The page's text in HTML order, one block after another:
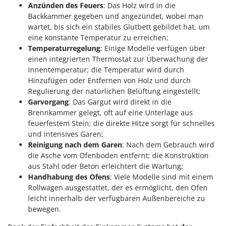
Anzünden des Feuers: Das Holz wird in die
Backkammer gegeben und angezündet, wobei man
wartet, bis sich ein stabiles Glutbett gebildet hat, um
eine konstante Temperatur zu erreichen;
Temperaturregelung: Einige Modelle verfügen über
einen integrierten Thermostat zur Überwachung der
Innentemperatur; die Temperatur wird durch
Hinzufügen oder Entfernen von Holz und durch
Regulierung der natürlichen Belüftung eingestellt;
Garvorgang: Das Gargut wird direkt in die
Brennkammer gelegt, oft auf eine Unterlage aus
feuerfestem Stein; die direkte Hitze sorgt für schnelles
und intensives Garen;
Reinigung nach dem Garen: Nach dem Gebrauch wird
die Asche vom Ofenboden entfernt; die Konstruktion
aus Stahl oder Beton erleichtert die Wartung;
Handhabung des Ofens: Viele Modelle sind mit einem
Rollwagen ausgestattet, der es ermöglicht, den Ofen
leicht innerhalb der verfügbaren Außenbereiche zu
bewegen.